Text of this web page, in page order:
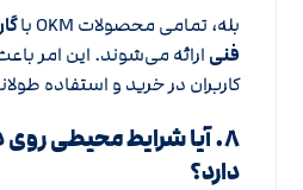
بله، تمامی محصولات OKM با
فنی ارائه می‌شوند. این امر
کاربران در خرید و استفاده
۸. آیا شرایط محیطی
دارد؟